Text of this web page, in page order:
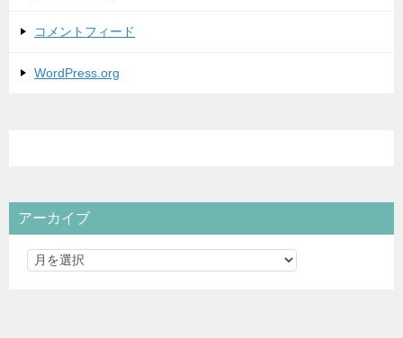
コメントフィード
WordPress.org
アーカイブ